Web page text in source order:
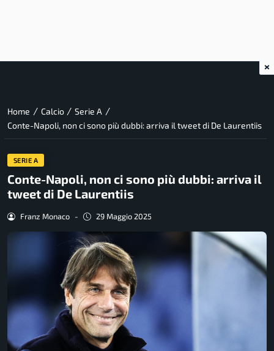
Home / Calcio / Serie A /
Conte-Napoli, non ci sono più dubbi: arriva il tweet di De Laurentiis
SERIE A
Conte-Napoli, non ci sono più dubbi: arriva il
tweet di De Laurentiis
Franz Monaco - 29 Maggio 2025
×